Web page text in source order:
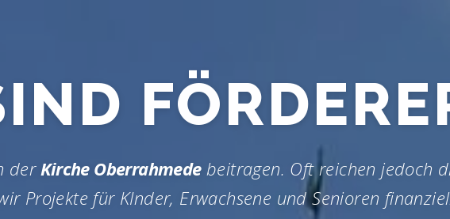
derKirche Oberrahmedebeitragen. Oft reichen jedoch
Projekte für KInder, Erwachsene und Senioren